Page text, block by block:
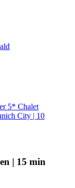
5* Chalet
City | 10
| 15 min